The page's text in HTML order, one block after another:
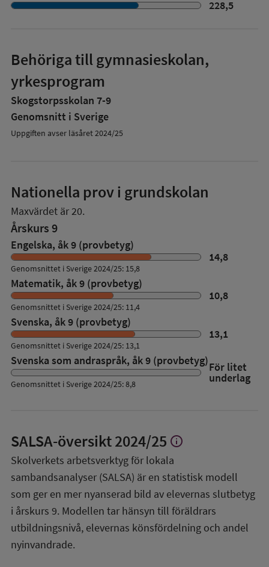
228,5
Behöriga till gymnasieskolan,
yrkesprogram
Skogstorpsskolan 7-9
Genomsnitt i Sverige
Uppgiften avser läsåret 2024/25
Nationella prov i grundskolan
Maxvärdet är 20.
Årskurs 9
Engelska, åk 9 (provbetyg)
14,8
Genomsnittet i Sverige 2024/25: 15,8
Matematik, åk 9 (provbetyg)
10,8
Genomsnittet i Sverige 2024/25: 11,4
Svenska, åk 9 (provbetyg)
13,1
Genomsnittet i Sverige 2024/25: 13,1
Svenska som andraspråk, åk 9 (provbetyg)För litet
underlag
Genomsnittet i Sverige 2024/25: 8,8
SALSA-översikt2024/25 Visa
om
SALSA-
översikt
info
Skolverkets arbetsverktyg för lokala
sambandsanalyser (SALSA) är en statistisk modell
som ger en mer nyanserad bild av elevernas slutbetyg
i årskurs 9. Modellen tar hänsyn till föräldrars
utbildningsnivå, elevernas könsfördelning och andel
nyinvandrade.